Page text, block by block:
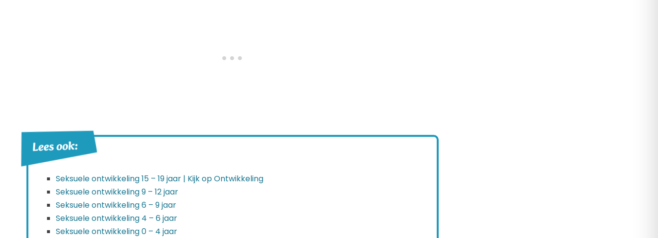
Lees ook:
Seksuele ontwikkeling 15 – 19 jaar | Kijk op Ontwikkeling
Seksuele ontwikkeling 9 – 12 jaar
Seksuele ontwikkeling 6 – 9 jaar
Seksuele ontwikkeling 4 – 6 jaar
Seksuele ontwikkeling 0 – 4 jaar